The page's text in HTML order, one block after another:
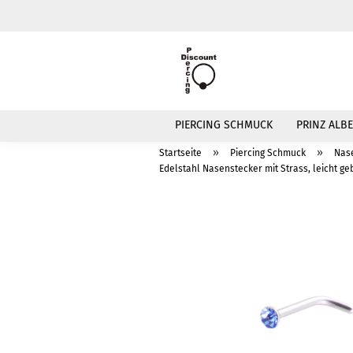
PIERCING SCHMUCK PRINZ
Startseite » Piercing Schmuck »
Edelstahl Nasenstecker mit Strass, leicht